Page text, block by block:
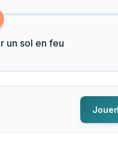
un sol en feu
Jouer